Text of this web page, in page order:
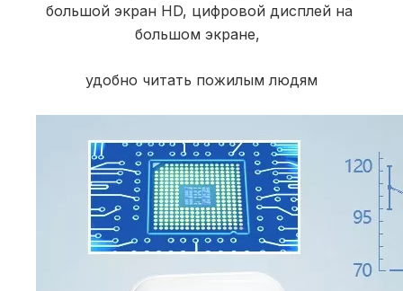
большой экран HD, цифровой дисплей на
большом экране,
удобно читать пожилым людям